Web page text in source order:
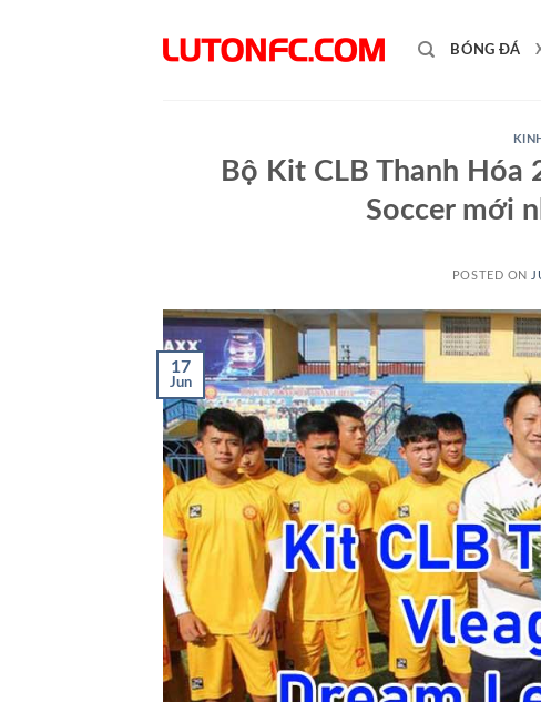
BÓNG ĐÁ
Bộ Kit CLB Thanh Hóa
Soccer mới
POSTED ON
17
Jun